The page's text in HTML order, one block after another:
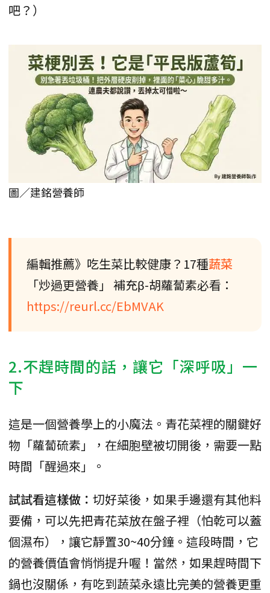
吧？）
圖／建銘營養師
編輯推薦》吃生菜比較健康？17種蔬菜
「炒過更營養」 補充β-胡蘿蔔素必看：
https://reurl.cc/EbMVAK
2.不趕時間的話，讓它「深呼吸」一
下
這是一個營養學上的小魔法。青花菜裡的關鍵好
物「蘿蔔硫素」，在細胞壁被切開後，需要一點
時間「醒過來」。
試試看這樣做： 切好菜後，如果手邊還有其他料
要備，可以先把青花菜放在盤子裡（怕乾可以蓋
個濕布），讓它靜置30~40分鐘。這段時間，它
的營養價值會悄悄提升喔！當然，如果趕時間下
鍋也沒關係，有吃到蔬菜永遠比完美的營養更重